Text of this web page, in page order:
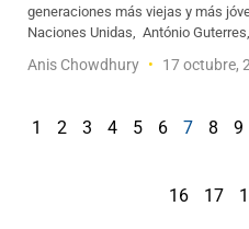
generaciones más viejas y más
Naciones Unidas, António
Anis Chowdhury 17 octubre,
1 2 3 4 5 6 7 8 9
16 17